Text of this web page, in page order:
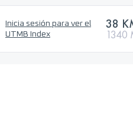
Inicia sesión para ver el
UTMB Index
38
1340